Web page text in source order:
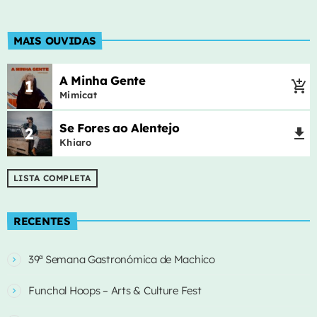
dispensas uma boa música. Começamos juntos, às 06:00.
MAIS OUVIDAS
1 A Minha Gente
Mimicat add_shopping_cart
2 Se Fores ao Alentejo
Khiaro file_download
LISTA COMPLETA
RECENTES
39ª Semana Gastronómica de Machico
Funchal Hoops – Arts & Culture Fest